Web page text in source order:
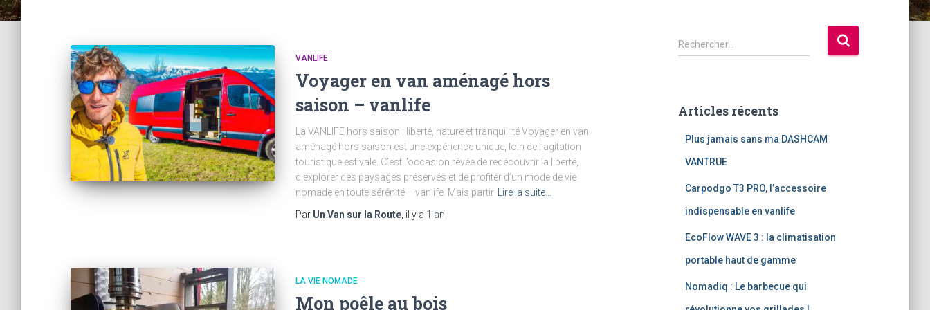
VANLIFE
Voyager en van aménagé hors
saison – vanlife
La VANLIFE hors saison : liberté, nature et tranquillité Voyager en van
aménagé hors saison est une expérience unique, loin de l’agitation
touristique estivale. C’est l’occasion rêvée de redécouvrir la liberté,
d’explorer des paysages préservés et de profiter d’un mode de vie
nomade en toute sérénité – vanlife. Mais partir
Lire la suite…
Par Un Van sur la Route , il y a 1 an
LA VIE NOMADE
Mon poêle au bois
R
e
r
Rechercher…
Articles récents
Plus jamais sans ma DASHCAM
VANTRUE
Carpodgo T3 PRO, l’accessoire
indispensable en vanlife
EcoFlow WAVE 3 : la climatisation
portable haut de gamme
Nomadiq : Le barbecue qui